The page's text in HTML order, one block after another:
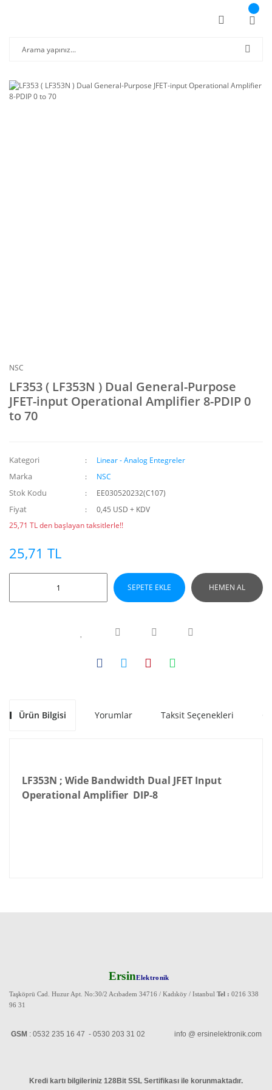
NSC
LF353 ( LF353N ) Dual General-Purpose
JFET-input Operational Amplifier 8-PDIP 0
to 70
Kategori Linear - Analog Entegreler
Marka NSC
Stok Kodu EE030520232(C107)
Fiyat
0,45 USD + KDV
25,71 TL den başlayan taksitlerle!!
25,71 TL
SEPETE EKLE HEMEN AL
Ürün Bilgisi Yorumlar Taksit Seçenekleri
LF353N ; Wide Bandwidth Dual JFET Input
Operational Amplifier DIP-8
ErsinElektronik
Taşköprü Cad. Huzur Apt. No:30/2 Acıbadem 34716 / Kadıköy / Istanbul Tel : 0216 338
96 31
GSM : 0532 235 16 47 - 0530 203 31 02 info @ ersinelektronik.com
Kredi kartı bilgileriniz 128Bit SSL Sertifikası ile korunmaktadır.